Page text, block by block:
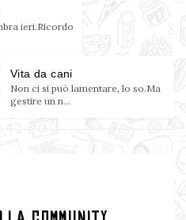
ieri.Ricordo
Vita da cani
Non ci si può lamentare, lo so.Ma
gestire un n...